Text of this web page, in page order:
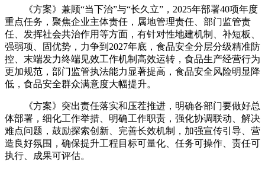
《方案》兼顾“当下治”与“长久立”，2025年部署40项年度
重点任务，聚焦企业主体责任，属地管理责任、部门监管责
任、发挥社会共治作用等方面，有针对性地建机制、补短板、
强弱项、固优势，力争到2027年底，食品安全分层分级精准防
控、末端发力终端见效工作机制高效运转，食品生产经营行为
更加规范，部门监管执法能力显著提高，食品安全风险明显降
低，食品安全群众满意度大幅提升。
《方案》突出责任落实和压茬推进，明确各部门要做好总
体部署，细化工作举措、明确工作职责，强化协调联动、解决
难点问题，鼓励探索创新、完善长效机制，加强宣传引导、营
造良好氛围，确保提升工程目标可量化、任务可操作、责任可
执行、成果可评估。